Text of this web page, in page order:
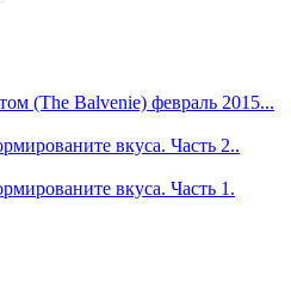
(The Balvenie) февраль 2015...
вкуса. Часть 2..
вкуса. Часть 1.